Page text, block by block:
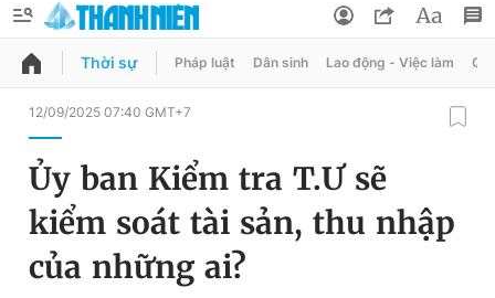
QUẢNG CÁO
Chuyên mục
Chuyên mục khác
Đổi mật khẩu
Tin đã lưu
Thời sự Pháp luật Dân sinh Lao động - Việc làm
12/09/2025 07:40 GMT+7
Ủy ban Kiểm tra T.Ư sẽ
kiểm soát tài sản, thu nhập
của những ai?